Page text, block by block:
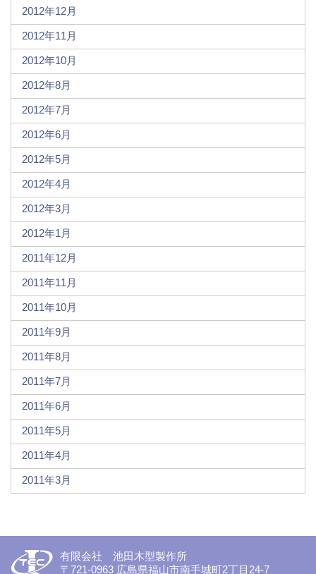
2012年12月
2012年11月
2012年10月
2012年8月
2012年7月
2012年6月
2012年5月
2012年4月
2012年3月
2012年1月
2011年12月
2011年11月
2011年10月
2011年9月
2011年8月
2011年7月
2011年6月
2011年5月
2011年4月
2011年3月
有限会社 池田木型製作所
〒721-0963 広島県福山市南手城町2丁目24-7